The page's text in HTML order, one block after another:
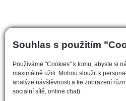
Souhlas s použitím
Používáme "Cookies" k tomu, abyste si
maximálně užili. Mohou sloužit k
analýze návštěvnosti a ke zobrazení
socialní sítě, online chat).
NOVINKY